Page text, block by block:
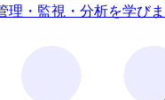
理・監視・分析を学びま